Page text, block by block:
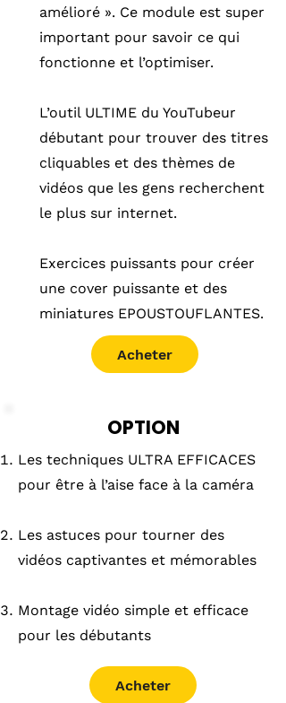
amélioré ». Ce module est super
important pour savoir ce qui
fonctionne et l’optimiser.
L’outil ULTIME du YouTubeur
débutant pour trouver des titres
cliquables et des thèmes de
vidéos que les gens recherchent
le plus sur internet.
Exercices puissants pour créer
une cover puissante et des
miniatures EPOUSTOUFLANTES.
Acheter
OPTION
Les techniques ULTRA EFFICACES
pour être à l’aise face à la caméra
Les astuces pour tourner des
vidéos captivantes et mémorables
Montage vidéo simple et efficace
pour les débutants
Acheter